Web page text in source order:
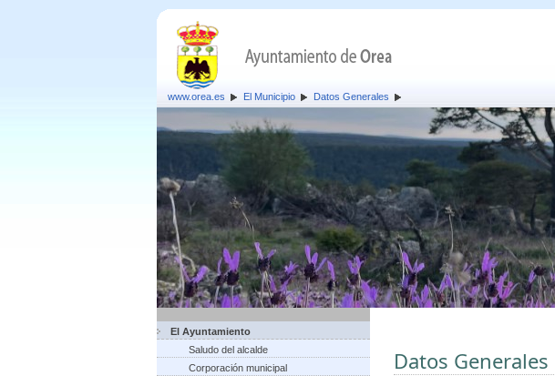
www.orea.es El Municipio Datos Generales
El Ayuntamiento
Saludo del alcalde
Corporación municipal
Datos Generales